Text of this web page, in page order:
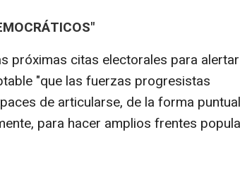
próximas citas electorales para
"que las fuerzas progresistas
de articularse, de la forma
para hacer amplios frentes